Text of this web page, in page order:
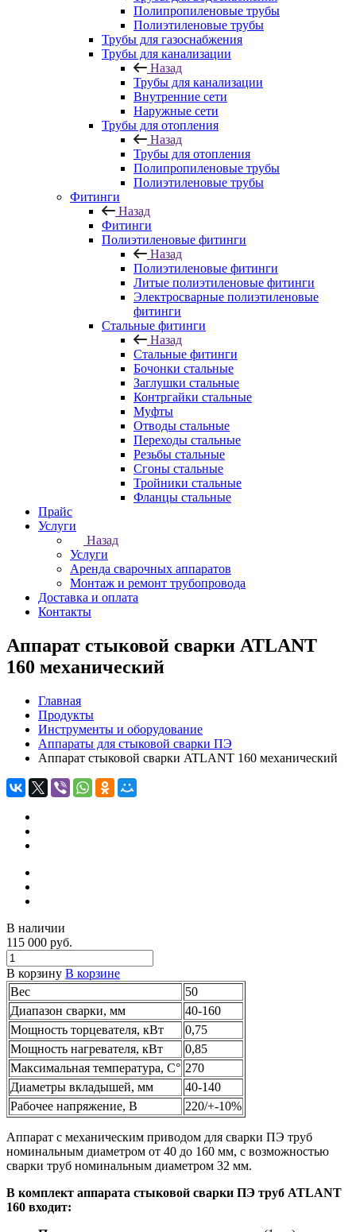
Полипропиленовые трубы
Полиэтиленовые трубы
Трубы для газоснабжения
Трубы для канализации
Назад
Трубы для канализации
Внутренние сети
Наружные сети
Трубы для отопления
Назад
Трубы для отопления
Полипропиленовые трубы
Полиэтиленовые трубы
Фитинги
Назад
Фитинги
Полиэтиленовые фитинги
Назад
Полиэтиленовые фитинги
Литые полиэтиленовые фитинги
Электросварные полиэтиленовые
фитинги
Стальные фитинги
Назад
Стальные фитинги
Бочонки стальные
Заглушки стальные
Контргайки стальные
Муфты
Отводы стальные
Переходы стальные
Резьбы стальные
Сгоны стальные
Тройники стальные
Фланцы стальные
Прайс
Услуги
Назад
Услуги
Аренда сварочных аппаратов
Монтаж и ремонт трубопровода
Доставка и оплата
Контакты
Аппарат стыковой сварки ATLANT
160 механический
Главная
Продукты
Инструменты и оборудование
Аппараты для стыковой сварки ПЭ
Аппарат стыковой сварки ATLANT 160 механический
В наличии
115 000 руб.
В корзину В корзине
Вес
50
Диапазон сварки, мм
40-160
Мощность торцевателя, кВт
0,75
Мощность нагревателя, кВт
0,85
Максимальная температура, С° 270
Диаметры вкладышей, мм
40-140
Рабочее напряжение, В
220/+-10%
Аппарат с механическим приводом для сварки ПЭ труб
номинальным диаметром от 40 до 160 мм, с возможностью
сварки труб номинальным диаметром 32 мм.
В комплект аппарата стыковой сварки ПЭ труб ATLANT
160 входит: